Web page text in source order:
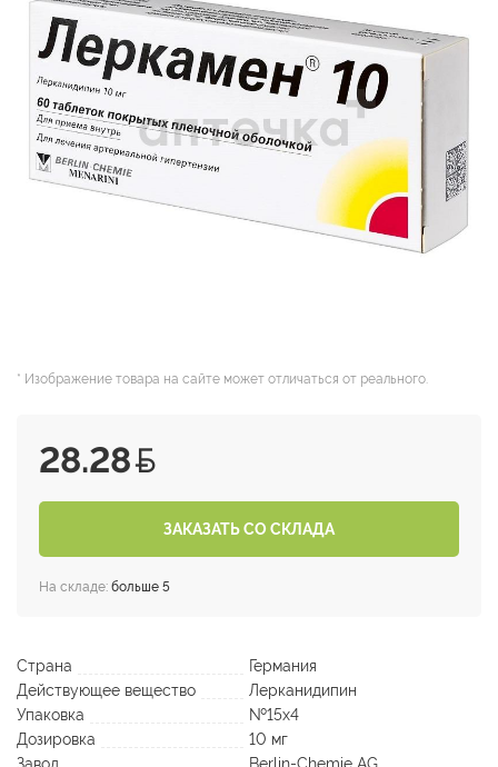
* Изображение товара на сайте может отличаться от реального.
28.28
ЗАКАЗАТЬ СО СКЛАДА
На складе: больше 5
Страна
Германия
Действующее вещество
Лерканидипин
Упаковка
№15х4
Дозировка
10 мг